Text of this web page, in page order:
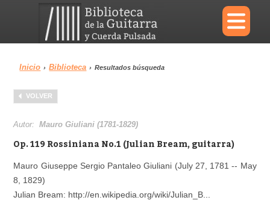
×
Menu
Biblioteca
Área personal
Inicio › Biblioteca › Resultados búsqueda
VOLVER
Autor:Mauro Giuliani (1781-1829)
Op. 119 Rossiniana No.1 (Julian Bream, guitarra)
Mauro Giuseppe Sergio Pantaleo Giuliani (July 27, 1781 -- May
8, 1829)
Julian Bream: http://en.wikipedia.org/wiki/Julian_B...